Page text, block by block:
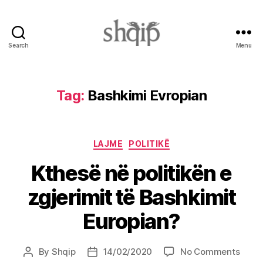
Search Menu
Tag: Bashkimi Evropian
Categories
LAJME POLITIKË
Kthesë në politikën e
zgjerimit të Bashkimit
Europian?
Post
By Shqip
Post14/02/2020 No Commentson